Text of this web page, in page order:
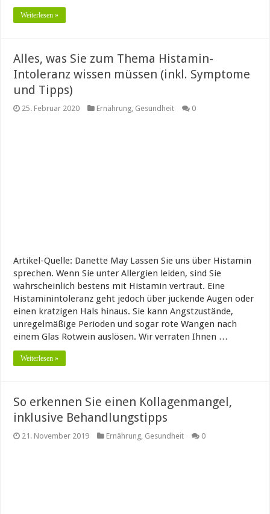
Weiterlesen »
Alles, was Sie zum Thema Histamin-
Intoleranz wissen müssen (inkl. Symptome
und Tipps)
25. Februar 2020 Ernährung, Gesundheit 0
Artikel-Quelle: Danette May Lassen Sie uns über Histamin
sprechen. Wenn Sie unter Allergien leiden, sind Sie
wahrscheinlich bestens mit Histamin vertraut. Eine
Histaminintoleranz geht jedoch über juckende Augen oder
einen kratzigen Hals hinaus. Sie kann Angstzustände,
unregelmäßige Perioden und sogar rote Wangen nach
einem Glas Rotwein auslösen. Wir verraten Ihnen …
Weiterlesen »
So erkennen Sie einen Kollagenmangel,
inklusive Behandlungstipps
21. November 2019 Ernährung, Gesundheit 0